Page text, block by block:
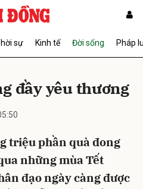
sự Kinh tế Đời sống Pháp
đầy yêu thương
triệu phần quà đong
những mùa Tết
đạo ngày càng được
Hủy Gửi